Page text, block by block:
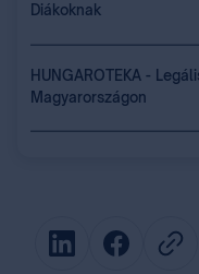
Diákoknak
HUNGAROTEKA -
Magyarországon